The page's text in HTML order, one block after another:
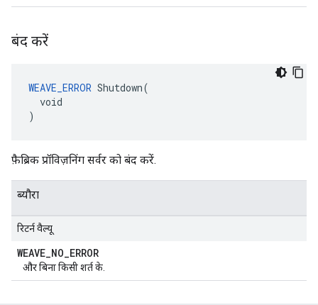
बंद करें
WEAVE_ERROR Shutdown(
  void
)
फ़ैब्रिक प्रॉविज़निंग सर्वर को बंद करें.
ब्यौरा
रिटर्न वैल्यू
WEAVE_NO_ERROR
और बिना किसी शर्त के.